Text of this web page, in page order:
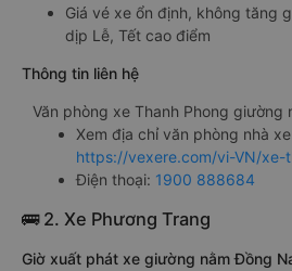
Giá vé xe ổn định, không tăng
dịp Lễ, Tết cao điểm
Thông tin liên hệ
Văn phòng xe Thanh Phong giường
Xem địa chỉ văn phòng nhà
https://vexere.com/vi-VN/xe-
Điện thoại: 1900 888684
🚌 2. Xe Phương Trang
Giờ xuất phát xe giường nằm Đồng